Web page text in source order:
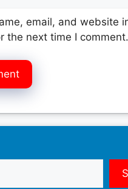
email, and website
the next time I comment.